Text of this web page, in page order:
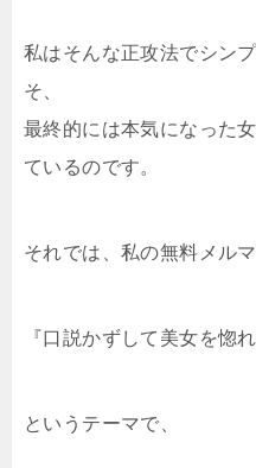
私はそんな正攻法でシン
そ、
最終的には本気になった
ているのです。
それでは、私の無料メル
『口説かずして美女を惚
というテーマで、